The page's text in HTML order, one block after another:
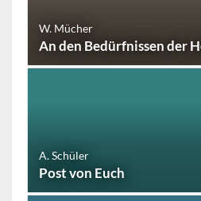
W. Mücher
An den Bedürfnissen der
A. Schüler
Post von Euch